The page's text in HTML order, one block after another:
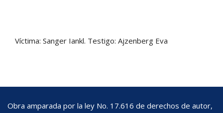
Víctima: Sanger Iankl. Testigo: Ajzenberg Eva
Obra amparada por la ley No. 17.616 de derechos de autor,